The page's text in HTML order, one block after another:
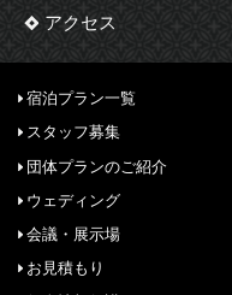
アクセス
宿泊プラン一覧
スタッフ募集
団体プランのご紹介
ウェディング
会議・展示場
お見積もり